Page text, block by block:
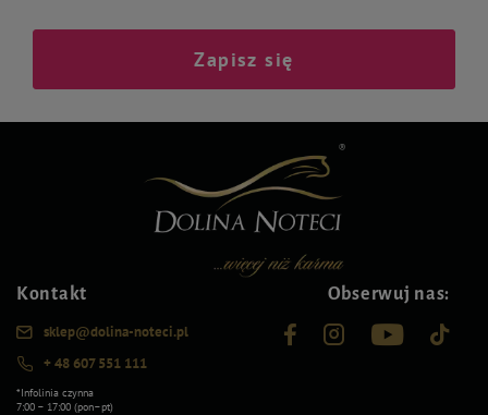
Zapisz się
Kontakt
sklep@dolina-noteci.pl
+ 48 607 551 111
*Infolinia czynna
7:00 – 17:00 (pon–pt)
Obserwuj nas: